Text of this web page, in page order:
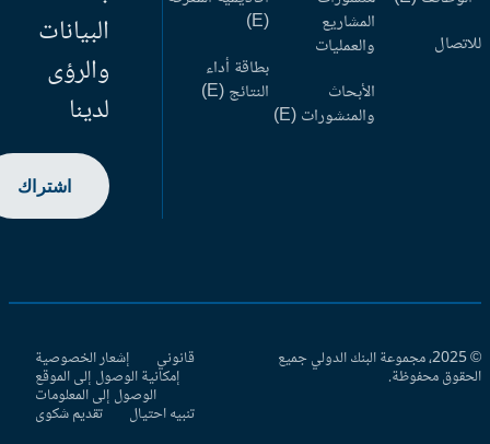
المشاريع
والعمليات
الأبحاث
والمنشورات (E)
بطاقة أداء
النتائج (E)
البيانات
والرؤى
لدينا
اشتراك
© 2025، مجموعة البنك الدولي جميع
محفوظة.
قانوني إشعار الخصوصية
إمكانية الوصول إلى الموقع
الوصول إلى المعلومات
تنبيه احتيال تقديم شكوى